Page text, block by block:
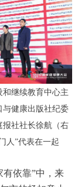
和继续教育中心主
与健康出版社纪委
报社社长徐航（右
人”代表在一起
有依靠”中，来